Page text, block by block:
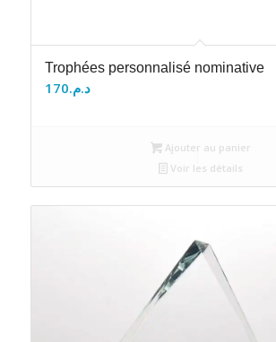
Trophées personnalisé nominative
د.م.170
Ajouter au panier
Voir les détails